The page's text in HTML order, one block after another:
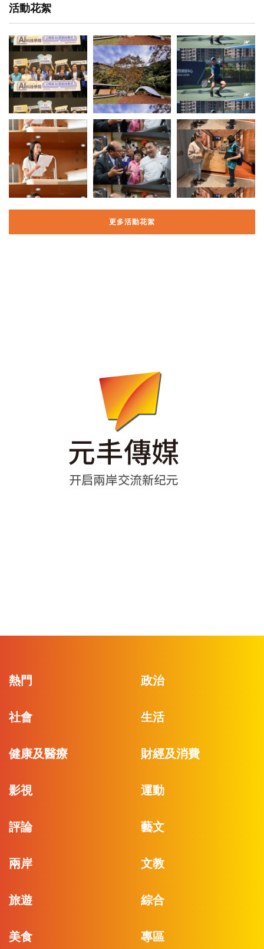
活動花絮
更多活動花絮
熱門 政治
社會 生活
健康及醫療 財經及消費
影視 運動
評論 藝文
兩岸 文教
旅遊 綜合
美食 專區